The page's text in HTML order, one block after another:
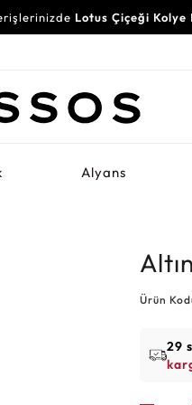
Lotus Çiçeği Kolye
Su Yolu Bileklik
Alyans
Ürün
29